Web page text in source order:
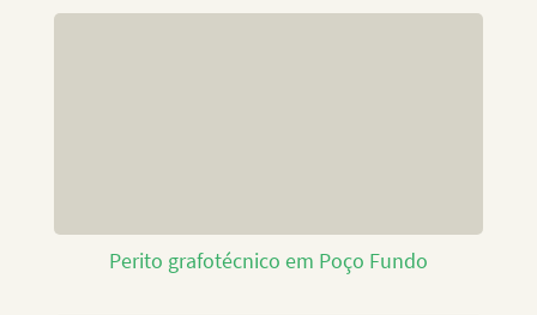
Perito grafotécnico em Poço Fundo